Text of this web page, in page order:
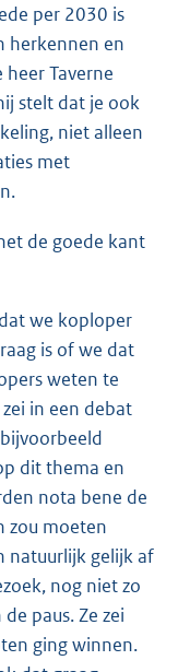
per 2030 is
herkennen en
Taverne
stelt dat je ook
niet alleen
met
de goede kant
we koploper
is of we dat
weten te
zei in een debat
dit thema en
nota bene de
zou moeten
natuurlijk gelijk af
nog niet zo
paus. Ze zei
ging winnen.